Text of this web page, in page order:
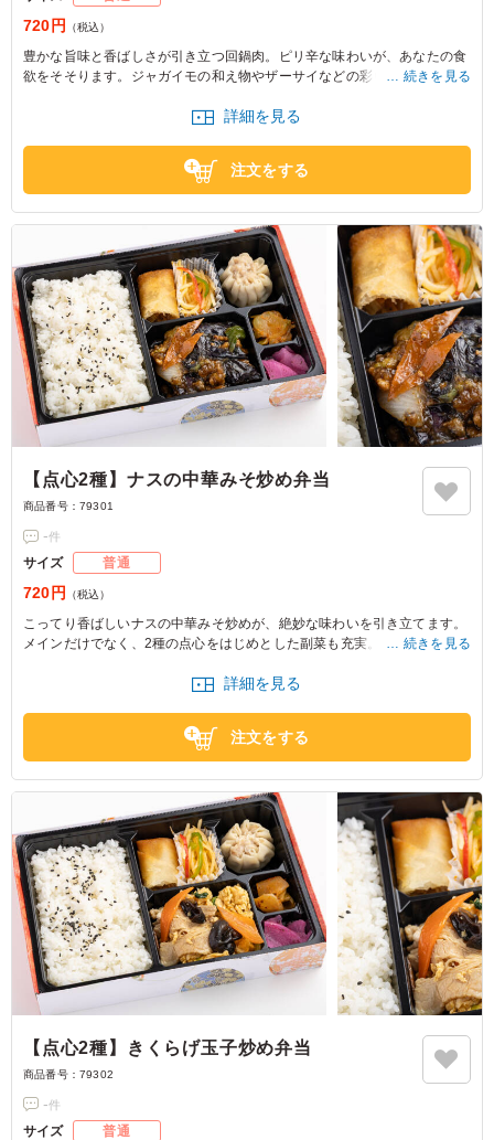
720円 （税込）
豊かな旨味と香ばしさが引き立つ回鍋肉。ピリ辛な味わいが、あなたの食
欲をそそります。ジャガイモの和え物やザーサイなどの彩り豊かな付け合
続きを見る
詳細を見る
注文をする
【点心2種】ナスの中華みそ炒め弁当
商品番号： 79301
-件
サイズ 普通
720円 （税込）
こってり香ばしいナスの中華みそ炒めが、絶妙な味わいを引き立てます。
メインだけでなく、2種の点心をはじめとした副菜も充実。彩り豊かな一
続きを見る
詳細を見る
注文をする
【点心2種】きくらげ玉子炒め弁当
商品番号： 79302
-件
サイズ 普通